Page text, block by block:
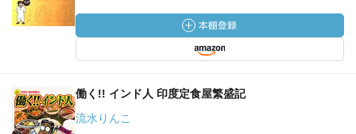
働く!! インド人 印度定食屋繁盛記
流水りんこ